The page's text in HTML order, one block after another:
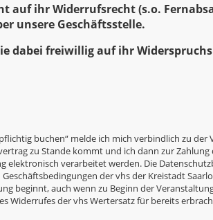
auf ihr Widerrufsrecht (s.o.
unsere Geschäftsstelle.
dabei freiwillig auf ihr
buchen“ melde ich mich verbindlich zu
zu Stande kommt und ich dann zur
verarbeitet werden. Die
der vhs der Kreistadt
beginnt, auch wenn zu Beginn der
Widerrufes der vhs Wertersatz für bereits